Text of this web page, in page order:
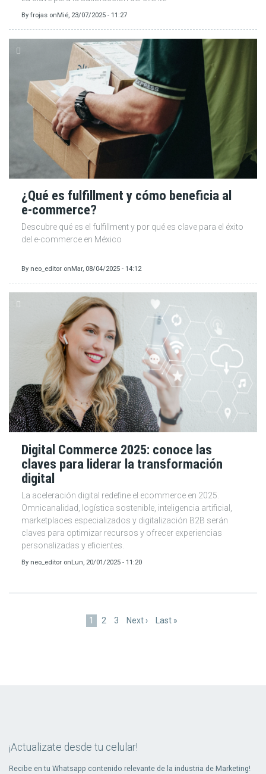
By frojas onMié, 23/07/2025 - 11:27
¿Qué es fulfillment y cómo beneficia al
e-commerce?
Descubre qué es el fulfillment y por qué es clave para el éxito
del e-commerce en México
By neo_editor on Mar, 08/04/2025 - 14:12
Digital Commerce 2025: conoce las
claves para liderar la transformación
digital
La aceleración digital redefine el ecommerce en 2025.
Omnicanalidad, logística sostenible, inteligencia artificial,
marketplaces especializados y digitalización B2B serán
claves para optimizar recursos y ofrecer experiencias
personalizadas y eficientes.
By neo_editor onLun, 20/01/2025 - 11:20
Página
1 Page
2 Page
3
Siguiente
Next ›
Última
Last »
¡Actualizate desde tu celular!
Recibe en tu Whatsapp contenido relevante de la industria de Marketing!